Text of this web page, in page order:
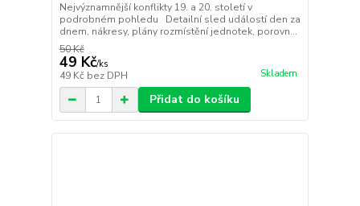
Nejvýznamnější konflikty 19. a 20. století v
podrobném pohledu Detailní sled událostí den za
dnem, nákresy, plány rozmístění jednotek, porovn...
50 Kč
49 Kč/ks
49 Kč bez DPH Skladem
Přidat do košíku